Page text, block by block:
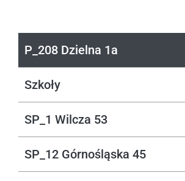
P_208 Dzielna 1a
Szkoły
SP_1 Wilcza 53
SP_12 Górnośląska 45